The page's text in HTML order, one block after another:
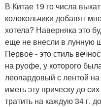
В Китае 19 го числа
колокольчики добавят
хотела? Наверняка это
еще не внесли в лунную
Первое - это стиль
на руофе, у которого
леопардовый с лентой
иметь эту прическу до
тратить на каждую 34 г.